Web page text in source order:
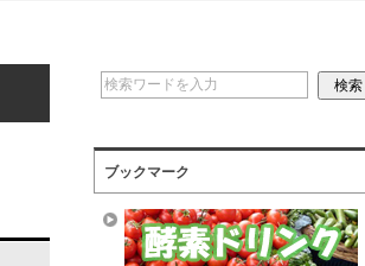
ブックマーク